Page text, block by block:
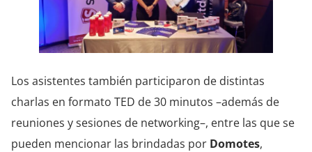
Los asistentes también participaron de distintas
charlas en formato TED de 30 minutos –además de
reuniones y sesiones de networking–, entre las que se
pueden mencionar las brindadas por Domotes,